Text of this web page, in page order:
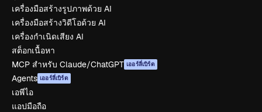
เครื่องมือสร้างรูปภาพด้วย AI
เครื่องมือสร้างวิดีโอด้วย AI
เครื่องกำเนิดเสียง AI
สต็อกเนื้อหา
MCP สำหรับ Claude/ChatGPT เออร์ลี่เบิร์ด
Agents เออร์ลี่เบิร์ด
เอพีไอ
แอปมือถือ